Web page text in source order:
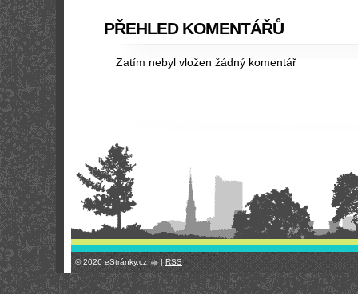
PŘEHLED KOMENTÁŘŮ
Zatím nebyl vložen žádný komentář
© 2026 eStránky.cz |RSS